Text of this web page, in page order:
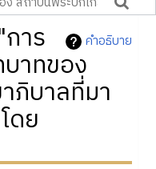
คำอธิบาย
าร
าทของ
ภิบาลที่มา
ดย